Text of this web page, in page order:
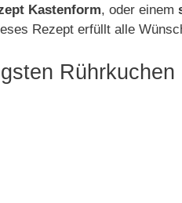
Kastenform, oder einem
Rezept erfüllt alle
Rührkuchen